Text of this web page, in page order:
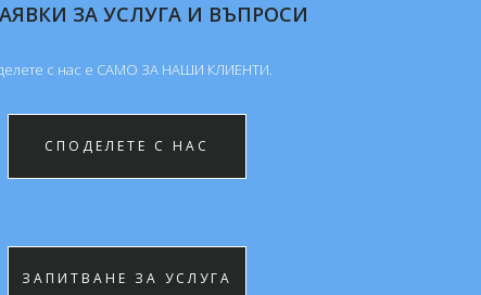
ЗА УСЛУГА И ВЪПРОСИ
с нас е САМО ЗА НАШИ КЛИЕНTИ.
СПОДЕЛЕТЕ С НАС
ЗАПИТВАНЕ ЗА УСЛУГА